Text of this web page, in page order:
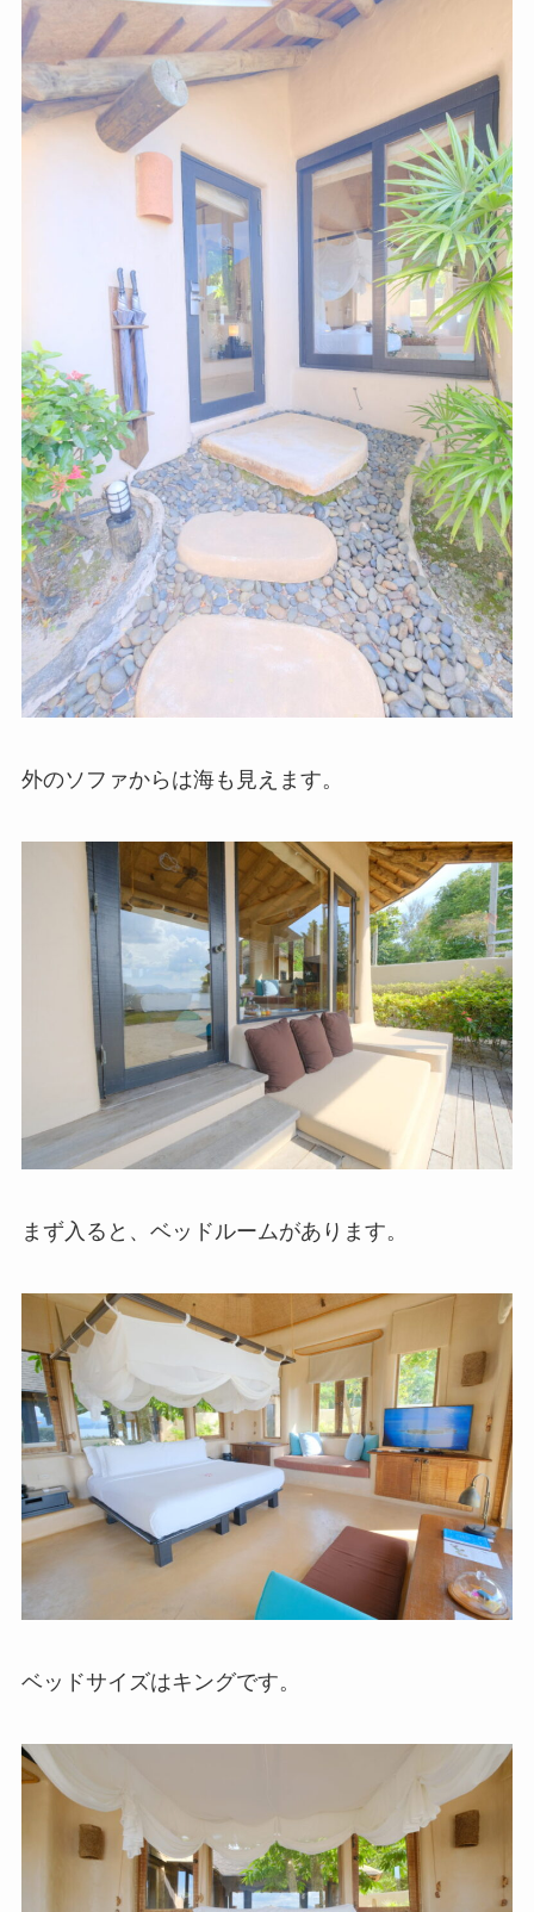
外のソファからは海も見えます。
まず入ると、ベッドルームがあります。
ベッドサイズはキングです。